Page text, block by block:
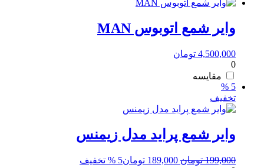
بود.
وایر شمع اتوبوس MAN
4,500,000 تومان
0
مقایسه
5 %
تخفیف
وایر شمع پراید مدل زیمنس
199,000 تومان قیمت
189,000 تومان5 % تخفیف